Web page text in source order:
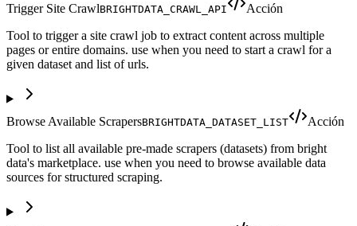
Trigger Site CrawlBRIGHTDATA_CRAWL_API
Acción
Tool to trigger a site crawl job to extract content across multiple
pages or entire domains. use when you need to start a crawl for a
given dataset and list of urls.
Browse Available ScrapersBRIGHTDATA_DATASET_LIST
Acción
Tool to list all available pre-made scrapers (datasets) from bright
data's marketplace. use when you need to browse available data
sources for structured scraping.